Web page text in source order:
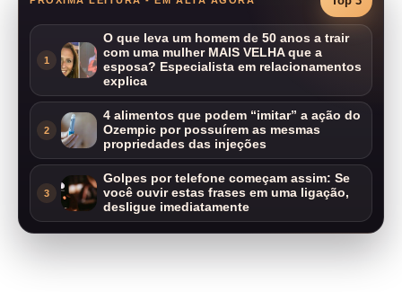
1
O que leva um homem de 50 anos a trair
com uma mulher MAIS VELHA que a
esposa? Especialista em relacionamentos
explica
2
4 alimentos que podem “imitar” a ação do
Ozempic por possuírem as mesmas
propriedades das injeções
3
Golpes por telefone começam assim: Se
você ouvir estas frases em uma ligação,
desligue imediatamente